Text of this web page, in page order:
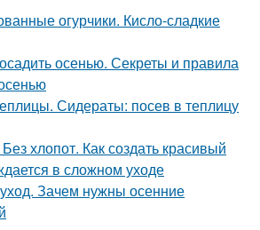
огурчики. Кисло-сладкие
осенью. Секреты и правила
Сидераты: посев в теплицу
хлопот. Как создать красивый
в сложном уходе
Зачем нужны осенние